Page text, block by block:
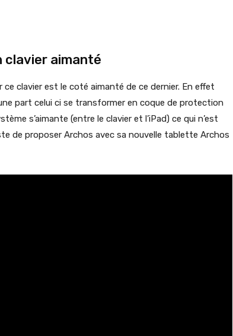
clavier aimanté
ce clavier est le coté aimanté de ce dernier. En effet
part celui ci se transformer en coque de protection
s’aimante (entre le clavier et l’iPad) ce qui n’est
de proposer Archos avec sa nouvelle tablette Archos